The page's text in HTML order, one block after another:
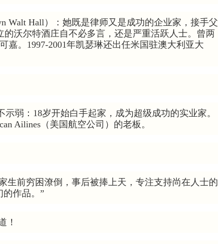
Walt Hall）：她既是律师又是成功的企业家，接手父
的沃尔特酒庄自不必多言，还是严重活跃人士。曾两
嘉。1997-2001年凯瑟琳还出任米国驻澳大利亚大
弱：18岁开始白手起家，成为超级成功的实业家。
Ailines（美国航空公司）的老板。
生前穷困潦倒，事后被捧上天，专注支持尚在人士的
作品。”
！